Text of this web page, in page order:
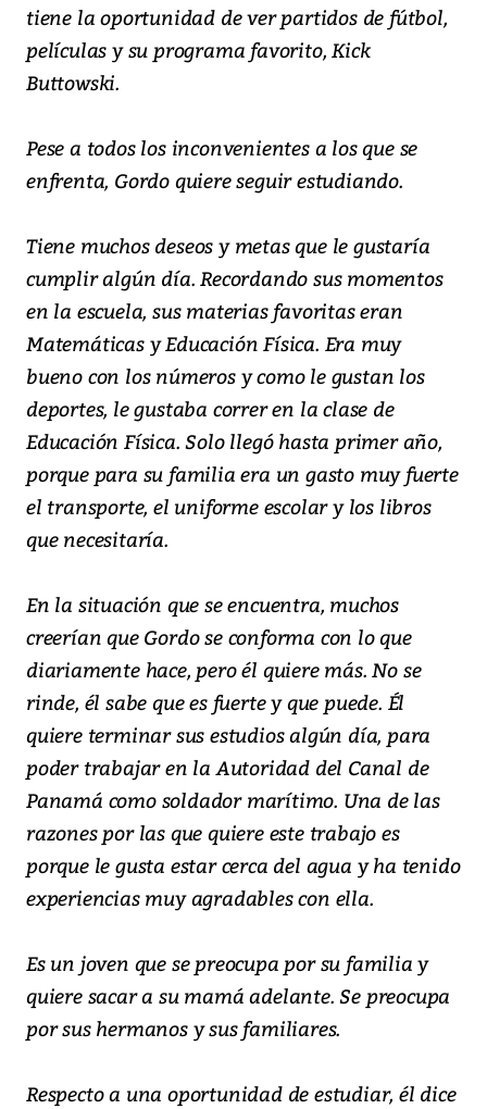
tiene la oportunidad de ver partidos de fútbol,
películas y su programa favorito, Kick
Buttowski.
Pese a todos los inconvenientes a los que se
enfrenta, Gordo quiere seguir estudiando.
Tiene muchos deseos y metas que le gustaría
cumplir algún día. Recordando sus momentos
en la escuela, sus materias favoritas eran
Matemáticas y Educación Física. Era muy
bueno con los números y como le gustan los
deportes, le gustaba correr en la clase de
Educación Física. Solo llegó hasta primer año,
porque para su familia era un gasto muy fuerte
el transporte, el uniforme escolar y los libros
que necesitaría.
En la situación que se encuentra, muchos
creerían que Gordo se conforma con lo que
diariamente hace, pero él quiere más. No se
rinde, él sabe que es fuerte y que puede. Él
quiere terminar sus estudios algún día, para
poder trabajar en la Autoridad del Canal de
Panamá como soldador marítimo. Una de las
razones por las que quiere este trabajo es
porque le gusta estar cerca del agua y ha tenido
experiencias muy agradables con ella.
Es un joven que se preocupa por su familia y
quiere sacar a su mamá adelante. Se preocupa
por sus hermanos y sus familiares.
Respecto a una oportunidad de estudiar, él dice